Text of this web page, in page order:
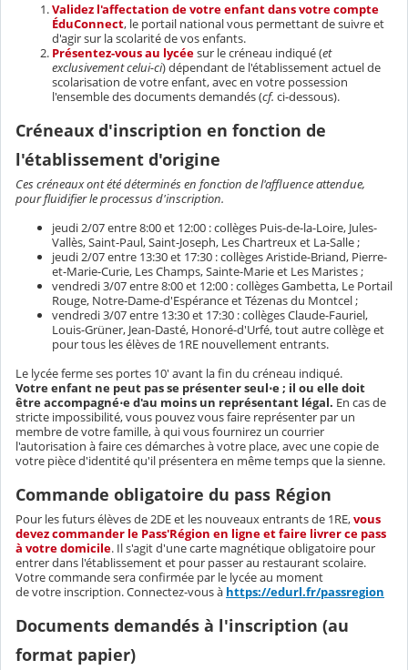
Validez l'affectation de votre enfant dans votre compte
ÉduConnect, le portail national vous permettant de suivre et
d'agir sur la scolarité de vos enfants.
Présentez-vous au lycéesur le créneau indiqué (et
exclusivement celui-ci) dépendant de l'établissement actuel de
scolarisation de votre enfant, avec en votre possession
l'ensemble des documents demandés (cf. ci-dessous).
Créneaux d'inscription en fonction de
l'établissement d'origine
Ces créneaux ont été déterminés en fonction de l'affluence attendue,
pour fluidifier le processus d'inscription.
jeudi 2/07 entre 8:00 et 12:00 : collèges Puis-de-la-Loire, Jules-
Vallès, Saint-Paul, Saint-Joseph, Les Chartreux et La-Salle ;
jeudi 2/07 entre 13:30 et 17:30 : collèges Aristide-Briand, Pierre-
et-Marie-Curie, Les Champs, Sainte-Marie et Les Maristes ;
vendredi 3/07 entre 8:00 et 12:00 : collèges Gambetta, Le Portail
Rouge, Notre-Dame-d'Espérance et Tézenas du Montcel ;
vendredi 3/07 entre 13:30 et 17:30 : collèges Claude-Fauriel,
Louis-Grüner, Jean-Dasté, Honoré-d'Urfé, tout autre collège et
pour tous les élèves de 1RE nouvellement entrants.
Le lycée ferme ses portes 10' avant la fin du créneau indiqué.
Votre enfant ne peut pas se présenter seul⋅e ; il ou elle doit
être accompagné⋅e d'au moins un représentant légal. En cas de
stricte impossibilité, vous pouvez vous faire représenter par un
membre de votre famille, à qui vous fournirez un courrier
l'autorisation à faire ces démarches à votre place, avec une copie de
votre pièce d'identité qu'il présentera en même temps que la sienne.
Commande obligatoire du pass Région
Pour les futurs élèves de 2DE et les nouveaux entrants de 1RE,vous
devez commander le Pass'Région en ligne et faire livrer ce pass
à votre domicile. Il s'agit d'une carte magnétique obligatoire pour
entrer dans l'établissement et pour passer au restaurant scolaire.
Votre commande sera confirmée par le lycée au moment
de votre inscription. Connectez-vous à https://edurl.fr/passregion
Documents demandés à l'inscription (au
format papier)